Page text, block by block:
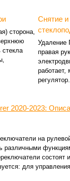
сторона,
Снятие и
Удаление
правая
работает,
2020-2023:
на
различными
для